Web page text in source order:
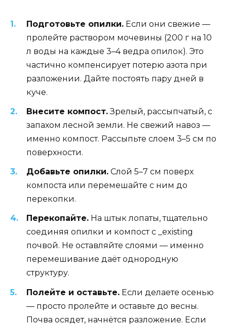
Подготовьте опилки. Если они свежие —
пролейте раствором мочевины (200 г на 10
л воды на каждые 3–4 ведра опилок). Это
частично компенсирует потерю азота при
разложении. Дайте постоять пару дней в
куче.
Внесите компост.Зрелый, рассыпчатый, с
запахом лесной земли. Не свежий навоз —
именно компост. Рассыпьте слоем 3–5 см по
поверхности.
Добавьте опилки. Слой 5–7 см поверх
компоста или перемешайте с ним до
перекопки.
Перекопайте. На штык лопаты, тщательно
соединяя опилки и компост с _existing
почвой. Не оставляйте слоями — именно
перемешивание даёт однородную
структуру.
Полейте и оставьте. Если делаете осенью
— просто пролейте и оставьте до весны.
Почва осядет, начнётся разложение. Если